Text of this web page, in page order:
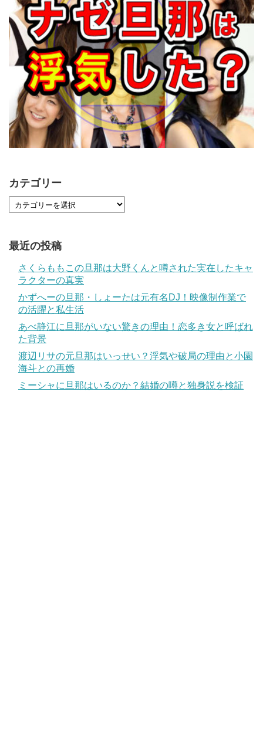
カテゴリー
最近の投稿
さくらももこの旦那は大野くんと噂された実在したキャ
ラクターの真実
かずへーの旦那・しょーたは元有名DJ！映像制作業で
の活躍と私生活
あべ静江に旦那がいない驚きの理由！恋多き女と呼ばれ
た背景
渡辺リサの元旦那はいっせい？浮気や破局の理由と小園
海斗との再婚
ミーシャに旦那はいるのか？結婚の噂と独身説を検証